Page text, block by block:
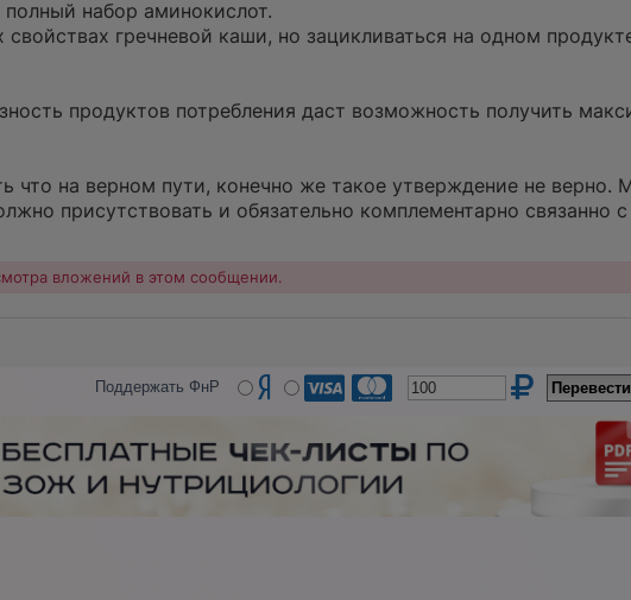
набор аминокислот.
гречневой каши, но зацикливаться на одном
продуктов потребления даст возможность получить
что на верном пути, конечно же такое утверждение не верно.
присутствовать и обязательно комплементарно связанно
вложений в этом сообщении.
Поддержать ФнР